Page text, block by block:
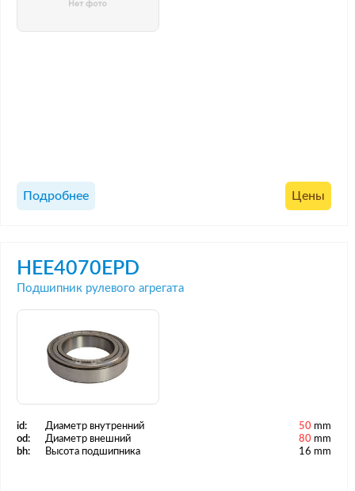
Подробнее Цены
HEE4070EPD
Подшипник рулевого агрегата
id: Диаметр внутренний 50 mm
od:
Диаметр внешний 80 mm
bh:
Высота подшипника 16 mm